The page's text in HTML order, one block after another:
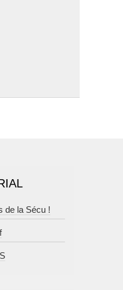
de la Sécu !